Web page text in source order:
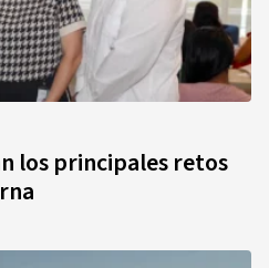
los principales retos